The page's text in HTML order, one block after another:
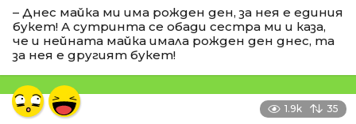
– Днес майка ми има рожден ден, за нея е единия
букет! А сутринта се обади сестра ми и каза,
че и нейната майка имала рожден ден днес, та
за нея е другият букет!
1.9k 35